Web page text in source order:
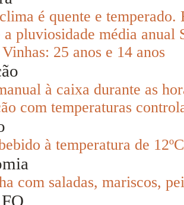
é quente e
a pluviosidade média
25 anos e 14 anos
à caixa durante as
com temperaturas
à temperatura de
com saladas, mariscos,